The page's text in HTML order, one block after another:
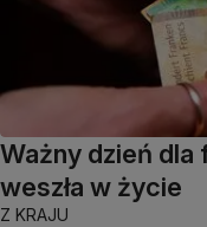
Ważny dzień
weszła w życie
Z KRAJU